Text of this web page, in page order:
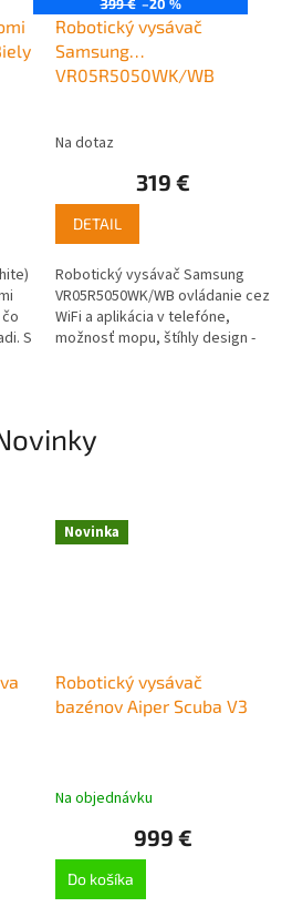
S
Robotický vysávač
Samsung
VR05R5050WK/WB
Na dotaz
319 €
DETAIL
Robotický vysávač Samsung
VR05R5050WK/WB ovládanie cez
WiFi a aplikácia v telefóne,
možnosť mopu, štíhly design -
Novinka
Robotický vysávač
bazénov Aiper Scuba V3
Na objednávku
999 €
Do košíka